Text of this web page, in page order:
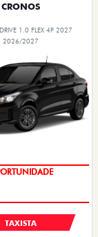
CRONOS
1.0 FLEX 4P 2027
2026/2027
TAXISTA